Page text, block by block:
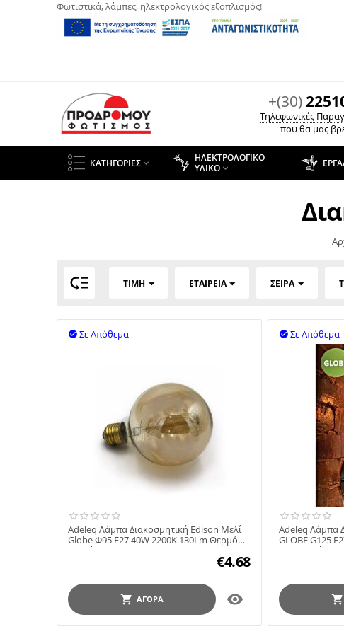
Φωτιστικά, λάμπες, ηλεκτρολογικός εξοπλισμός!
+(30)
Τηλεφωνικές
που θα μας
ΚΑΤΗΓΟΡΊΕΣ 
ΗΛΕΚΤΡΟΛΟΓΙΚΌ
ΥΛΙΚΌ 
 ΤΙΜΉ ΕΤΑΙΡΕΊΑ ΣΕΙΡΆ
Σε Απόθεμα

Adeleq Λάμπα Διακοσμητική Edison Μελί
Globe Φ95 E27 40W 2200K 130Lm Θερμό
Λευκό Adeleq ...
€4.68
ΑΓΟΡΆ 
Σε Απόθεμα

Adeleq Λάμπα
GLOBE G125
Ντιμαριζόμενη